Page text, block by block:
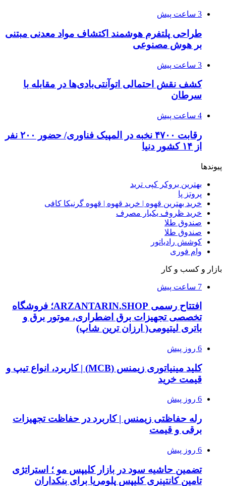
3 ساعت پیش
طراحی پلتفرم هوشمند اکتشاف مواد معدنی مبتنی
بر هوش مصنوعی
3 ساعت پیش
کشف نقش احتمالی اتوآنتی‌بادی‌ها در مقابله با
سرطان
4 ساعت پیش
رقابت ۴۷۰۰ نخبه در المپیک فناوری/ حضور ۲۰۰ نفر
از ۱۴ کشور دنیا
پیوندها
بهترین بروکر کپی ترید
پروتز پا
خرید بهترین قهوه | خرید قهوه | قهوه گرنیکا کافی
خرید ظروف یکبار مصرف
صندوق طلا
صندوق طلا
کوشش رادیاتور
وام فوری
بازار و کسب و کار
7 ساعت پیش
افتتاح رسمی ARZANTARIN.SHOP؛ فروشگاه
تخصصی تجهیزات برق اضطراری، موتور برق و
باتری لیتیومی( ارزان ترین شاپ)
6 روز پیش
کلید مینیاتوری زیمنس (MCB) | کاربرد، انواع تیپ و
قیمت خرید
6 روز پیش
رله حفاظتی زیمنس | کاربرد در حفاظت تجهیزات
برقی و قیمت
6 روز پیش
تضمین حاشیه سود در بازار کلیپس مو ؛ استراتژی
تامین کانتینری کلیپس پلومریا برای بنکداران